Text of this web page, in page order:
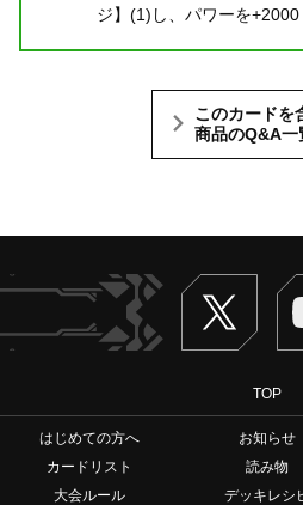
ジ】(1)し、パワーを+2000
このカードを
商品のQ&A一
Twitter
TOP
はじめての方へ お知らせ
カードリスト
読み物
大会ルール
デッキレシ